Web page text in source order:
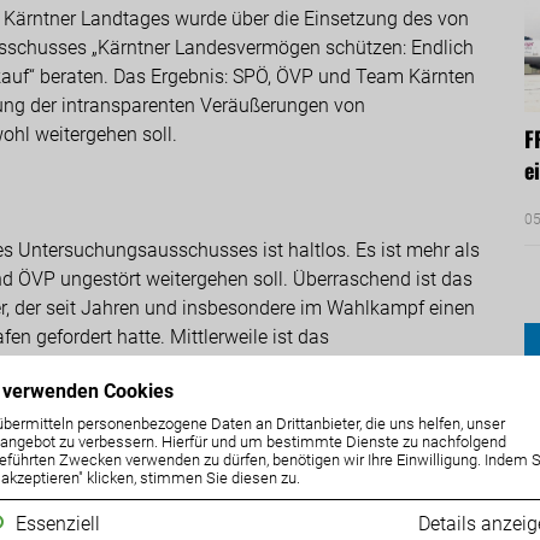
Cookies
personenbezogene Daten an Drittanbieter, die uns helfen, unser
zu verbessern. Hierfür und um bestimmte Dienste zu nachfolgend
Zwecken verwenden zu dürfen, benötigen wir Ihre Einwilligung. Indem
akzeptieren" klicken, stimmen Sie diesen zu.
Essenziell Details
Landtages wurde über die Einsetzung des von
„Kärntner Landesvermögen schützen: Endlich
beraten. Das Ergebnis: SPÖ, ÖVP und Team Kärnten
der intransparenten Veräußerungen von
weitergehen soll.
Untersuchungsausschusses ist haltlos. Es ist mehr als
ÖVP ungestört weitergehen soll. Überraschend ist das
der seit Jahren und insbesondere im Wahlkampf einen
gefordert hatte. Mittlerweile ist das
worden, dass das Team Kärnten schon längst
können. Nun trägt Gerhard Köfer die
Wenn es ans Eingemachte geht, macht er einen
Untersuchungsausschusses wurde im Vorfeld vom